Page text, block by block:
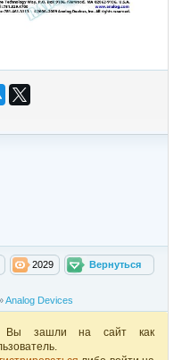
Вернуться
2029
Analog Devices
Вы зашли на сайт как